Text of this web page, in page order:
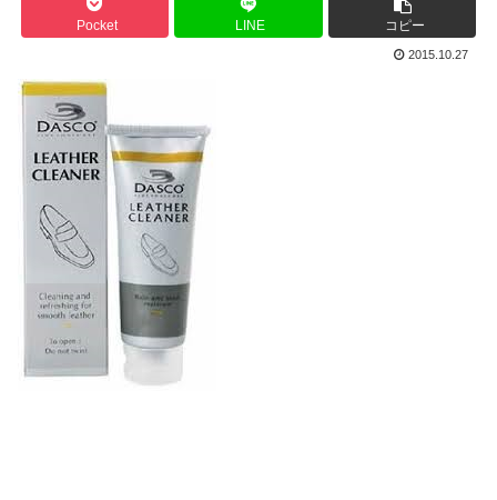
Pocket LINE コピー
2015.10.27